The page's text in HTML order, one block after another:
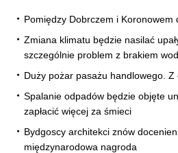
Pomiędzy Dobrczem i Koronowem
Zmiana klimatu będzie nasilać
szczególnie problem z brakiem
Duży pożar pasażu handlowego. Z
Spalanie odpadów będzie objęte
zapłacić więcej za śmieci
Bydgoscy architekci znów
międzynarodowa nagroda